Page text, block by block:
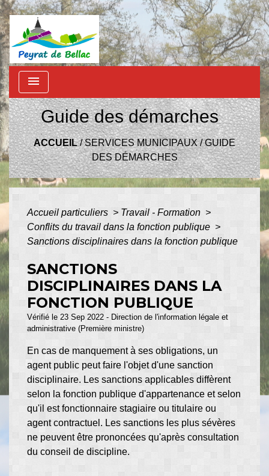
menu
Guide des démarches
ACCUEIL/SERVICES MUNICIPAUX/GUIDE
DES DÉMARCHES
Accueil particuliers > Travail - Formation >
Conflits du travail dans la fonction publique >
Sanctions disciplinaires dans la fonction publique
SANCTIONS
DISCIPLINAIRES DANS LA
FONCTION PUBLIQUE
Vérifié le 23 Sep 2022 - Direction de l'information légale et
administrative (Première ministre)
En cas de manquement à ses obligations, un
agent public peut faire l'objet d'une sanction
disciplinaire. Les sanctions applicables diffèrent
selon la fonction publique d'appartenance et selon
qu'il est fonctionnaire stagiaire ou titulaire ou
agent contractuel. Les sanctions les plus sévères
ne peuvent être prononcées qu'après consultation
du conseil de discipline.